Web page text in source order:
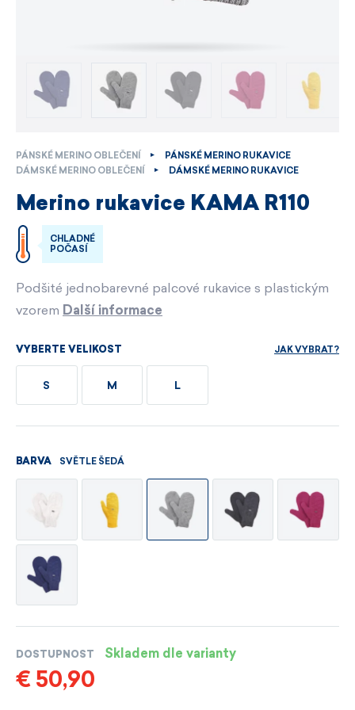
PÁNSKÉ MERINO OBLEČENÍ
PÁNSKÉ MERINO RUKAVICE
DÁMSKÉ MERINO OBLEČENÍ
DÁMSKÉ MERINO RUKAVICE
Merino rukavice KAMA R110
CHLADNÉ
POČASÍ
Podšité jednobarevné palcové rukavice s plastickým
vzorem Další informace
VYBERTE VELIKOST JAK VYBRAT?
S M L
BARVA SVĚTLE ŠEDÁ
DOSTUPNOST Skladem dle varianty
€ 50,90